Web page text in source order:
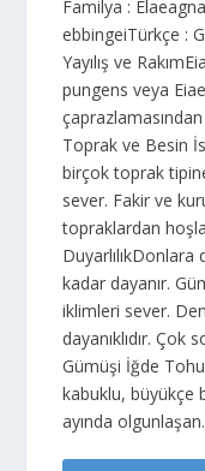
Familya :
ebbingeiTürkçe :
Yayılış ve
pungens veya
Toprak ve Besin
birçok toprak
sever. Fakir ve
topraklardan
DuyarlılıkDonlara
kadar dayanır.
iklimleri sever.
dayanıklıdır. Çok
Gümüşi İğde
kabuklu, büyükçe
ayında